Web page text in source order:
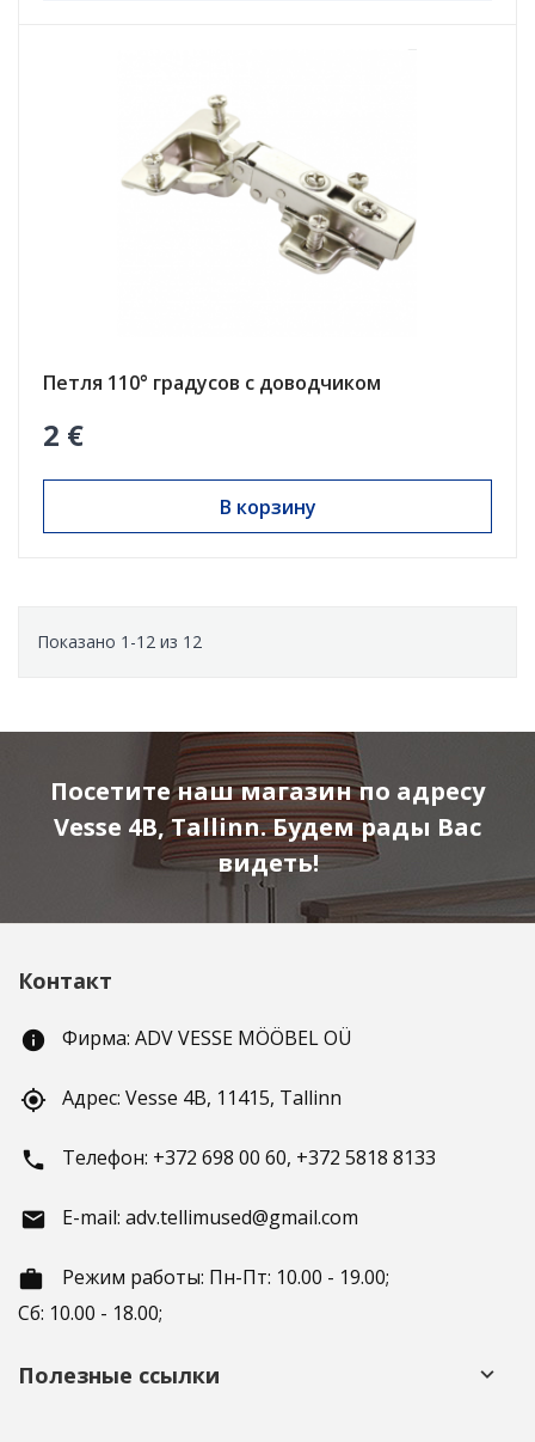
Петля 110° градусов с доводчиком
2 €
В корзину
Показано 1-12 из 12
Посетите наш магазин по адресу
Vesse 4B, Tallinn. Будем рады Вас
видеть!
Контакт
info Фирма: ADV VESSE MÖÖBEL OÜ
gps_fixed Адрес: Vesse 4B, 11415, Tallinn
phone Телефон: +372 698 00 60, +372 5818 8133
email E-mail: adv.tellimused@gmail.com
working_hours
Режим работы: Пн-Пт: 10.00 - 19.00;
Сб: 10.00 - 18.00;
Полезные ссылки keyboard_arrow_down